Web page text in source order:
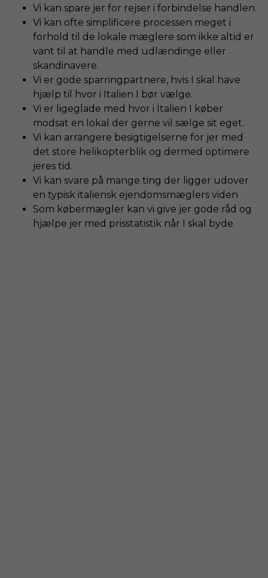
Vi kan spare jer for rejser i forbindelse handlen.
Vi kan ofte simplificere processen meget i
forhold til de lokale mæglere som ikke altid er
vant til at handle med udlændinge eller
skandinavere.
Vi er gode sparringpartnere, hvis I skal have
hjælp til hvor i Italien I bør vælge.
Vi er ligeglade med hvor i Italien I køber
modsat en lokal der gerne vil sælge sit eget.
Vi kan arrangere besigtigelserne for jer med
det store helikopterblik og dermed optimere
jeres tid.
Vi kan svare på mange ting der ligger udover
en typisk italiensk ejendomsmæglers viden
Som købermægler kan vi give jer gode råd og
hjælpe jer med prisstatistik når I skal byde.